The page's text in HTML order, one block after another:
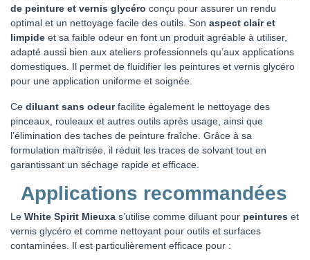
de peinture et vernis glycéro conçu pour assurer un rendu
optimal et un nettoyage facile des outils. Son aspect clair et
limpide et sa faible odeur en font un produit agréable à utiliser,
adapté aussi bien aux ateliers professionnels qu’aux applications
domestiques. Il permet de fluidifier les peintures et vernis glycéro
pour une application uniforme et soignée.
Ce diluant sans odeurfacilite également le nettoyage des
pinceaux, rouleaux et autres outils après usage, ainsi que
l’élimination des taches de peinture fraîche. Grâce à sa
formulation maîtrisée, il réduit les traces de solvant tout en
garantissant un séchage rapide et efficace.
Applications recommandées
Le White Spirit Mieuxa s’utilise comme diluant pour peintures et
vernis glycéro et comme nettoyant pour outils et surfaces
contaminées. Il est particulièrement efficace pour :